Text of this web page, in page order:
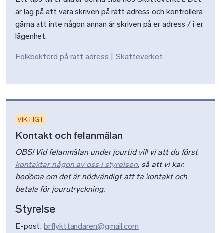
är lag på att vara skriven på rätt adress och kontrollera
gärna att inte någon annan är skriven på er adress / i er
lägenhet.
Folkbokförd på rätt adress | Skatteverket
VIKTIGT
Kontakt och felanmälan
OBS! Vid felanmälan under jourtid vill vi att du först
kontaktar någon av oss i styrelsen, så att vi kan
bedöma om det är nödvändigt att ta kontakt och
betala för jourutryckning.
Styrelse
E-post: brflykttandaren@gmail.com